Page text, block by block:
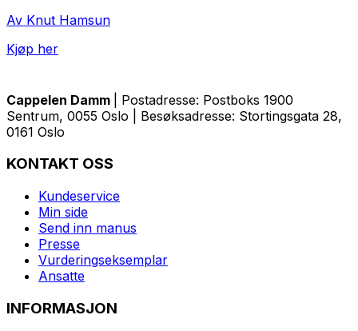
Av Knut Hamsun
Kjøp her
Cappelen Damm
| Postadresse: Postboks 1900
Sentrum, 0055 Oslo | Besøksadresse: Stortingsgata 28,
0161 Oslo
KONTAKT OSS
Kundeservice
Min side
Send inn manus
Presse
Vurderingseksemplar
Ansatte
INFORMASJON